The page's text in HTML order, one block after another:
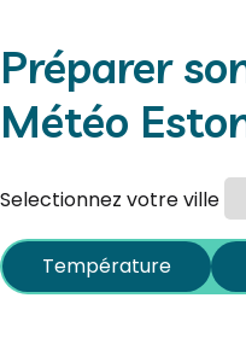
Préparer
Météo
Selectionnez votre ville
Température